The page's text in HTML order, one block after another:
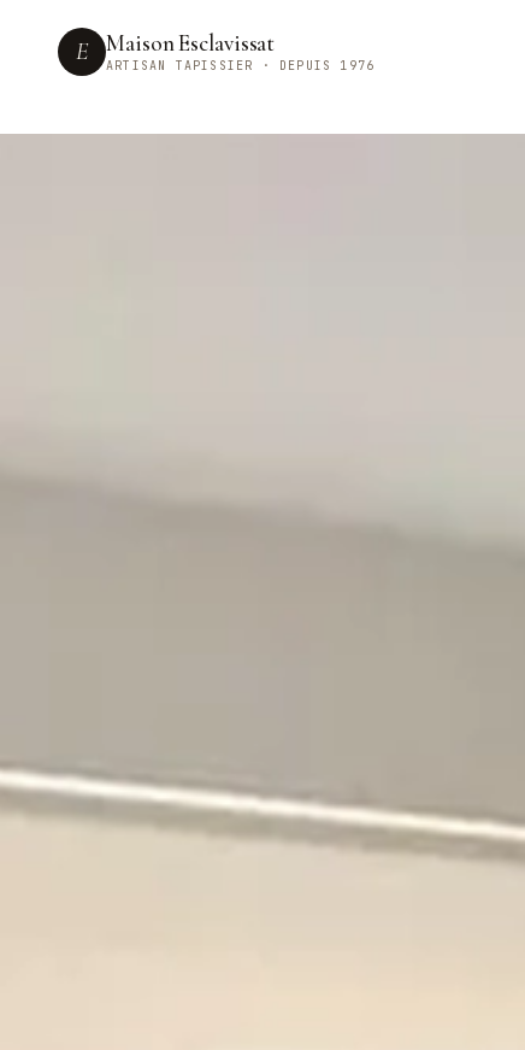
E Maison Esclavissat
ARTISAN TAPISSIER · DEPUIS 1976